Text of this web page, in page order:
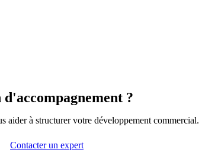
d'accompagnement ?
aider à structurer votre développement commercial.
Contacter un expert